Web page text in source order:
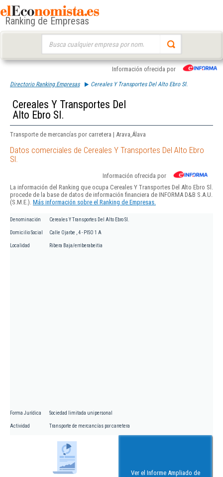
Ranking de Empresas
Información ofrecida por
Directorio Ranking Empresas Cereales Y Transportes Del Alto Ebro Sl.
Cereales Y Transportes Del
Alto Ebro Sl.
Transporte de mercancías por carretera | Arava,Álava
Datos comerciales de Cereales Y Transportes Del Alto Ebro
Sl.
Información ofrecida por
La información del Ranking que ocupa Cereales Y Transportes Del Alto Ebro Sl.
procede de la base de datos de información financiera de INFORMA D&B S.A.U.
(S.M.E.). Más información sobre el Ranking de Empresas.
Denominación Cereales Y Transportes Del Alto Ebro Sl.
Domicilio Social Calle Ojarbe , 4 - PISO 1 A
Localidad Ribera Baja/erriberabeitia
Forma Jurídica Sociedad limitada unipersonal
Actividad Transporte de mercancías por carretera
Ver el Informe Ampliado de